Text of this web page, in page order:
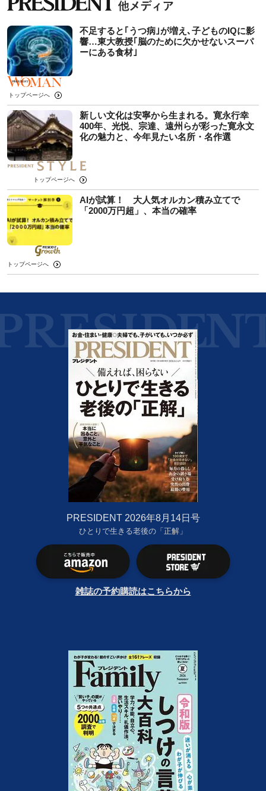
不足すると｢うつ病｣が増え､子どものIQに影
響…東大教授｢脳のために欠かせないスーパ
ーにある食材｣
トップページへ
新しい文化は安寧から生まれる。寛永行幸
400年、光悦、宗達、遠州らが彩った寛永文
化の魅力と、今年見たい名所・名作選
トップページへ
AIが試算！ 大人気オルカン積み立てで
「2000万円超」、本当の確率
トップページへ
PRESIDENT 2026年8月14日号
ひとりで生きる老後の「正解」
雑誌の予約購読はこちらから